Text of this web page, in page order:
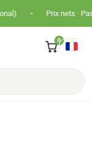
Prix nets · Pas de TVA ·
0